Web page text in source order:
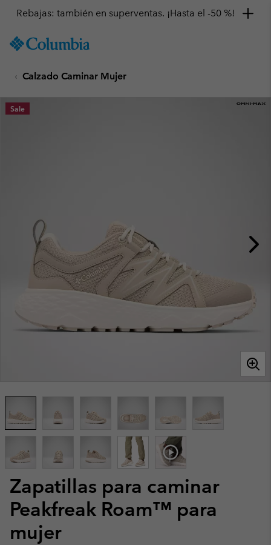
TO
SKIP
MAIN
NAV
Rebajas: también en superventas. ¡Hasta el -50 %!
Calzado Caminar Mujer
Zapatillas para caminar
Peakfreak Roam™ para
mujer
Sale